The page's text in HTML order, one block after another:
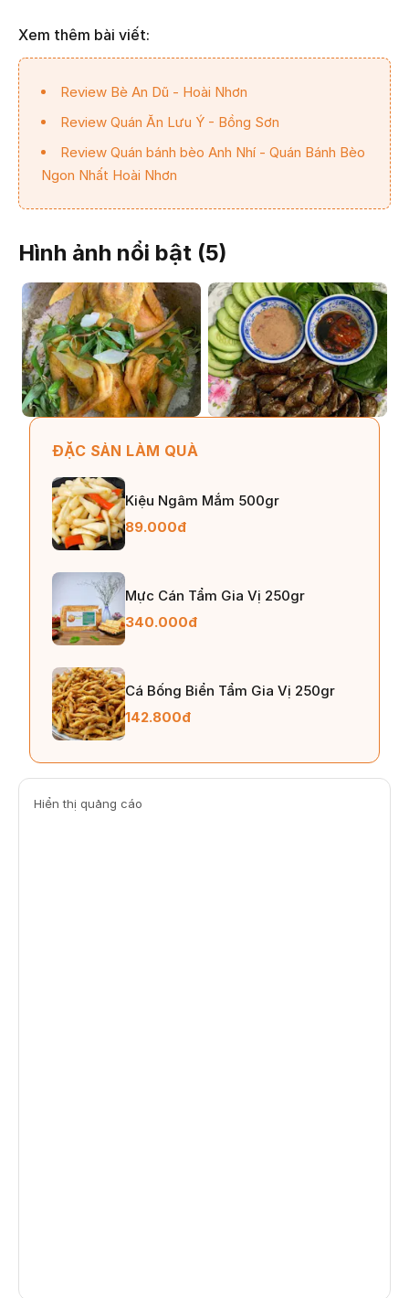
Xem thêm bài viết:
Review Bè An Dũ - Hoài Nhơn
Review Quán Ăn Lưu Ý - Bồng Sơn
Review Quán bánh bèo Anh Nhí - Quán Bánh Bèo
Ngon Nhất Hoài Nhơn
Hình ảnh nổi bật (5)
ĐẶC SẢN LÀM QUÀ
Kiệu Ngâm Mắm 500gr
89.000đ
Mực Cán Tẩm Gia Vị 250gr
340.000đ
Cá Bống Biển Tẩm Gia Vị 250gr
142.800đ
Hiển thị quảng cáo